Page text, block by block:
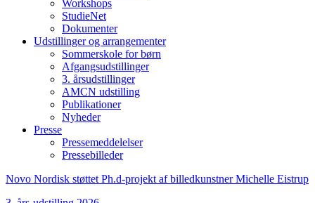
Workshops
StudieNet
Dokumenter
Udstillinger og arrangementer
Sommerskole for børn
Afgangsudstillinger
3. årsudstillinger
AMCN udstilling
Publikationer
Nyheder
Presse
Pressemeddelelser
Pressebilleder
Novo Nordisk støttet Ph.d-projekt af billedkunstner Michelle Eistrup